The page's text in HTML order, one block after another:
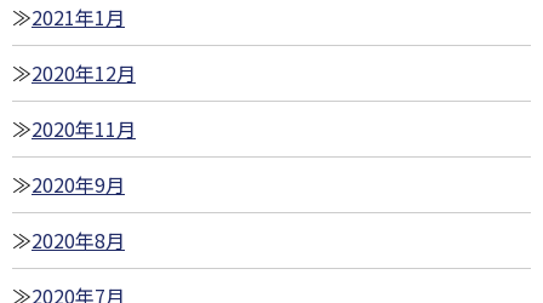
2021年1月
2020年12月
2020年11月
2020年9月
2020年8月
2020年7月